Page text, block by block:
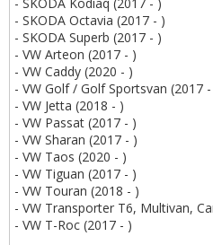
- SKODA Octavia (2017 - )
- SKODA Superb (2017 - )
- VW Arteon (2017 - )
- VW Caddy (2020 - )
- VW Golf / Golf Sportsvan (2017
- VW Jetta (2018 - )
- VW Passat (2017 - )
- VW Sharan (2017 - )
- VW Taos (2020 - )
- VW Tiguan (2017 - )
- VW Touran (2018 - )
- VW Transporter T6, Multivan,
- VW T-Roc (2017 - )